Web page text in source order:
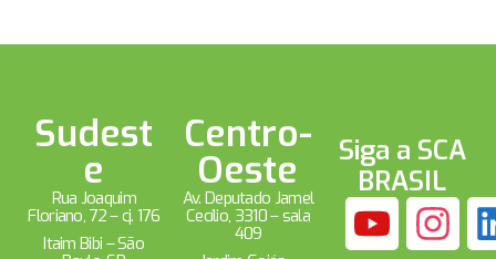
Sudest
e
Rua Joaquim
Floriano, 72 – cj. 176
Itaim Bibi – São
Centro-
Oeste
Av. Deputado Jamel
Cecílio, 3310 – sala
409
Siga a SCA
BRASIL